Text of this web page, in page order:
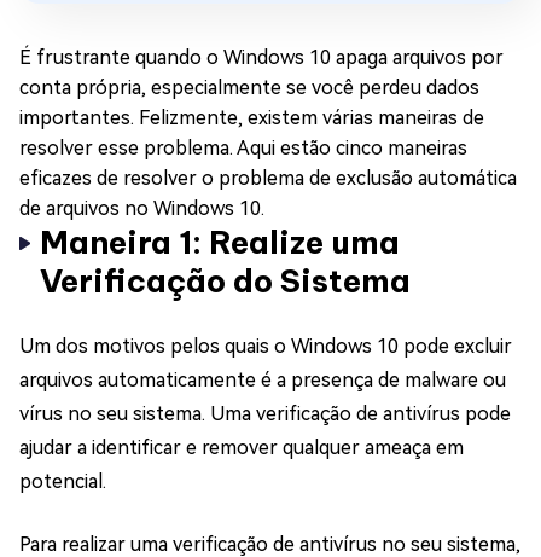
É frustrante quando o Windows 10 apaga arquivos por
conta própria, especialmente se você perdeu dados
importantes. Felizmente, existem várias maneiras de
resolver esse problema. Aqui estão cinco maneiras
eficazes de resolver o problema de exclusão automática
de arquivos no Windows 10.
Maneira 1: Realize uma
Verificação do Sistema
Um dos motivos pelos quais o Windows 10 pode excluir
arquivos automaticamente é a presença de malware ou
vírus no seu sistema. Uma verificação de antivírus pode
ajudar a identificar e remover qualquer ameaça em
potencial.
Para realizar uma verificação de antivírus no seu sistema,